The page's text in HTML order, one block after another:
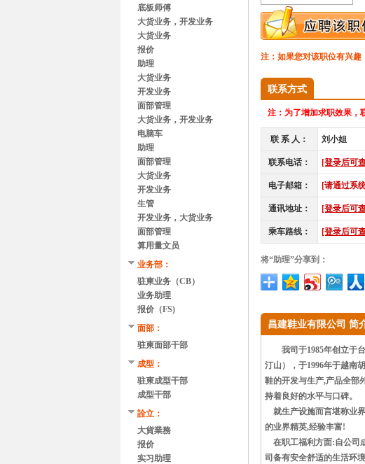
注：如果您对该职位有兴
联系方式
注： 为了增加求职效果，
联 系 人： 刘小姐
联系电话： [登录后可
电子邮箱： [请通过系
通讯地址： [登录后可
乘车路线： [登录后可
将“助理”分享到：
昌建鞋业有限公司 简
我司于1985年创立于台
汀山），于1996年于越南
鞋的开发与生产,产品全部
持着良好的水平与口碑。
就生产设施而言堪称业
的业界精英,经验丰富!
在职工福利方面:自公司
司备有安全舒适的生活环
底板师傅
大货业务，开发业务
大货业务
报价
助理
大货业务
开发业务
面部管理
大货业务，开发业务
电脑车
助理
面部管理
大货业务
开发业务
生管
开发业务，大货业务
面部管理
算用量文员
业务部：
驻柬业务（CB）
业务助理
报价（FS)
面部：
驻柬面部干部
成型：
驻柬成型干部
成型干部
詮立：
大貨業務
报价
实习助理